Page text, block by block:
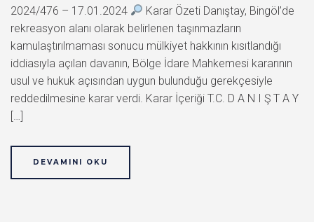
2024/476 – 17.01.2024
Karar Özeti Danıştay, Bingöl’de
rekreasyon alanı olarak belirlenen taşınmazların
kamulaştırılmaması sonucu mülkiyet hakkının kısıtlandığı
iddiasıyla açılan davanın, Bölge İdare Mahkemesi kararının
usul ve hukuk açısından uygun bulunduğu gerekçesiyle
reddedilmesine karar verdi. Karar İçeriği T.C. D A N I Ş T A Y
[…]
DEVAMINI OKU